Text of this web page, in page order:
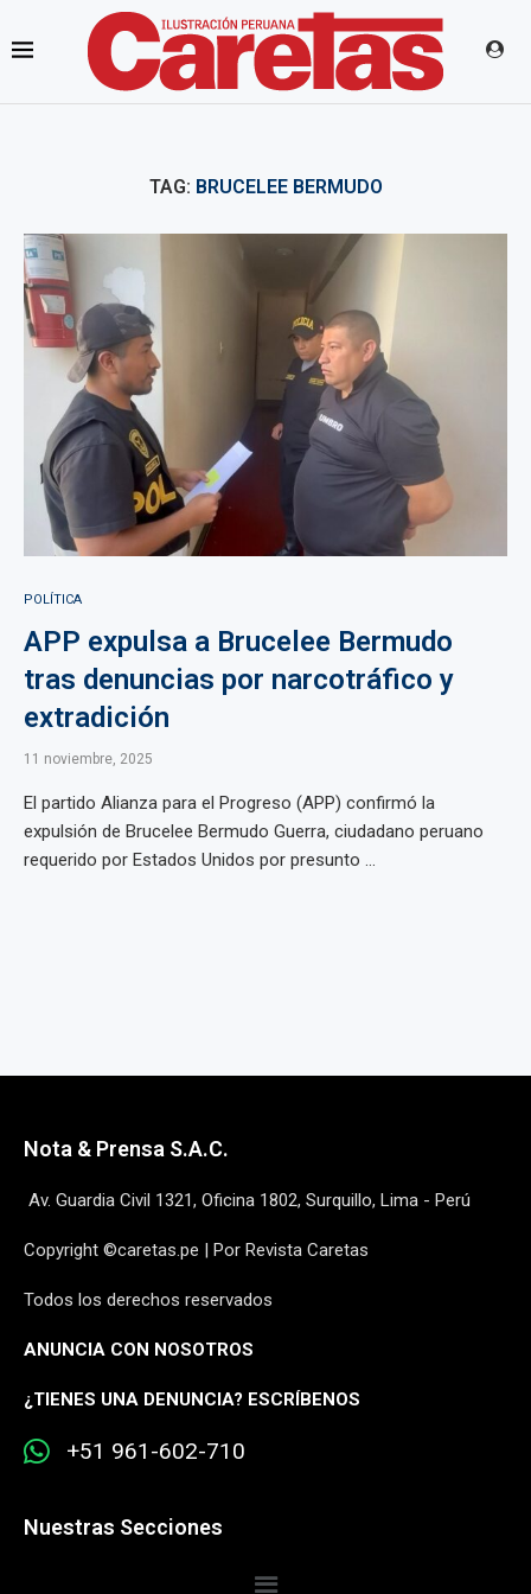
TAG: BRUCELEE BERMUDO
POLÍTICA
APP expulsa a Brucelee Bermudo
tras denuncias por narcotráfico y
extradición
11 noviembre, 2025
El partido Alianza para el Progreso (APP) confirmó la
expulsión de Brucelee Bermudo Guerra, ciudadano peruano
requerido por Estados Unidos por presunto ...
Nota & Prensa S.A.C.
Av. Guardia Civil 1321, Oficina 1802, Surquillo, Lima - Perú
Copyright ©caretas.pe | Por Revista Caretas
Todos los derechos reservados
ANUNCIA CON NOSOTROS
¿TIENES UNA DENUNCIA? ESCRÍBENOS
+51 961-602-710
Nuestras Secciones